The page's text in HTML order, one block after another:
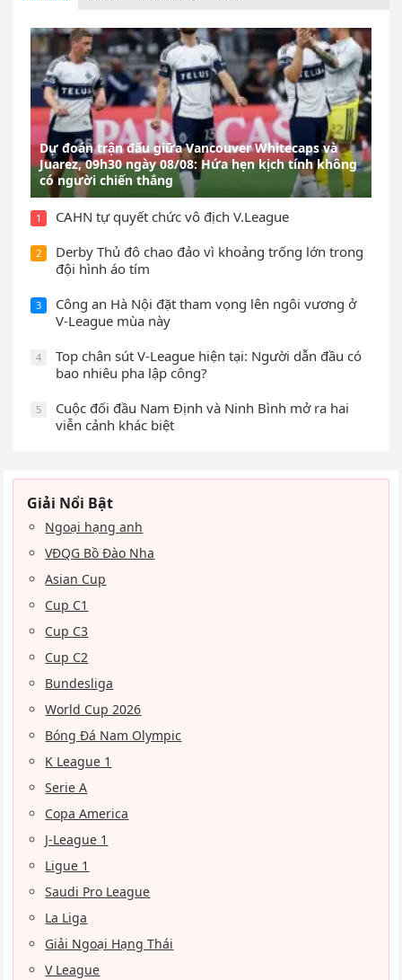
Dự đoán trận đấu giữa Vancouver Whitecaps và
Juarez, 09h30 ngày 08/08: Hứa hẹn kịch tính không
có người chiến thắng
1 CAHN tự quyết chức vô địch V.League
2
Derby Thủ đô chao đảo vì khoảng trống lớn trong
đội hình áo tím
3
Công an Hà Nội đặt tham vọng lên ngôi vương ở
V-League mùa này
4
Top chân sút V-League hiện tại: Người dẫn đầu có
bao nhiêu pha lập công?
5
Cuộc đối đầu Nam Định và Ninh Bình mở ra hai
viễn cảnh khác biệt
Giải Nổi Bật
Ngoại hạng anh
VĐQG Bồ Đào Nha
Asian Cup
Cup C1
Cup C3
Cup C2
Bundesliga
World Cup 2026
Bóng Đá Nam Olympic
K League 1
Serie A
Copa America
J-League 1
Ligue 1
Saudi Pro League
La Liga
Giải Ngoại Hạng Thái
V League